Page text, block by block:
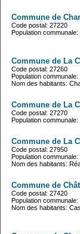
Commune de
Code postal: 27220
Population communale:
Commune de La
Code postal: 27260
Population communale:
Nom des habitants:
Commune de La
Code postal: 27270
Population communale:
Commune de La
Code postal: 27950
Population
Nom des habitants:
Commune de
Code postal: 27420
Population communale:
Nom des habitants: